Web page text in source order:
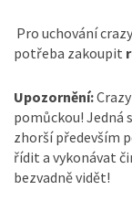
Pro uchování
potřeba zakoupit
Upozornění:
pomůckou! Jedná
zhorší především
řídit a vykonávat
bezvadně vidět!